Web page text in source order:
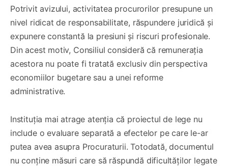
Potrivit avizului, activitatea procurorilor presupune un
nivel ridicat de responsabilitate, răspundere juridică și
expunere constantă la presiuni și riscuri profesionale.
Din acest motiv, Consiliul consideră că remunerația
acestora nu poate fi tratată exclusiv din perspectiva
economiilor bugetare sau a unei reforme
administrative.
Instituția mai atrage atenția că proiectul de lege nu
include o evaluare separată a efectelor pe care le-ar
putea avea asupra Procuraturii. Totodată, documentul
nu conține măsuri care să răspundă dificultăților legate